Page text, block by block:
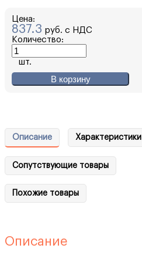
Цена:
837.3 руб. с НДС
Количество:
шт.
В корзину
Описание Характеристики
Сопутствующие товары
Похожие товары
Описание